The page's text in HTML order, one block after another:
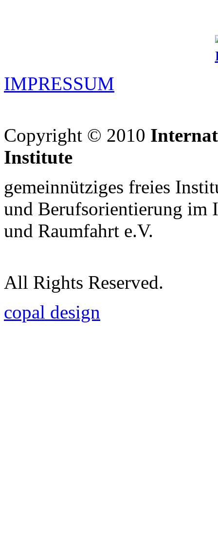
IMPRESSUM
Copyright © 2010
Institute
gemeinnütziges freies
und Berufsorientierung im
und Raumfahrt e.V.
All Rights Reserved.
copal design